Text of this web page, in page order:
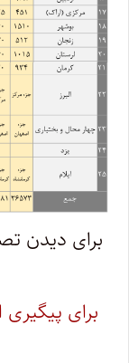
برای دیدن
برای پیگیری